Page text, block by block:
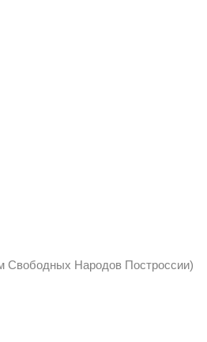
Свободных Народов Построссии)